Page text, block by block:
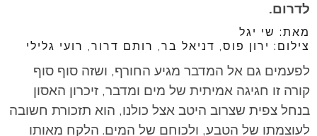
לדרום.
מאת: שי יגל
צילום: ירון פוס, דניאל בר, רותם דרור, רועי גלילי
לפעמים גם אל המדבר מגיע החורף, ושזה סוף סוף
קורה זו חגיגה אמיתית של מים ומדבר, זיכרון האסון
בנחל צפית שצרוב היטב אצל כולנו, הוא תזכורת חשובה
לעוצמתו של הטבע, ולכוחם של המים. הלקח מאותו